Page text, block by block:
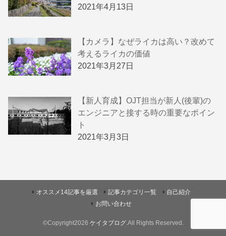
2021年4月13日
【カメラ】なぜライカは高い？改めて
考えるライカの価値
2021年3月27日
【新人育成】OJT担当が新人(後輩)の
エンジニアと接する時の重要なポイン
ト
2021年3月3日
オススメ14記事を厳選 記事カテゴリ一覧
自己紹介
お問い合わせ
©Copyright2026 ケイタブログ.All Rights Reserved.